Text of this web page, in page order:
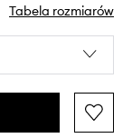
Tabela rozmiarów